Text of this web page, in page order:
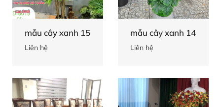
mẫu cây xanh 15
Liên hệ
mẫu cây xanh 14
Liên hệ